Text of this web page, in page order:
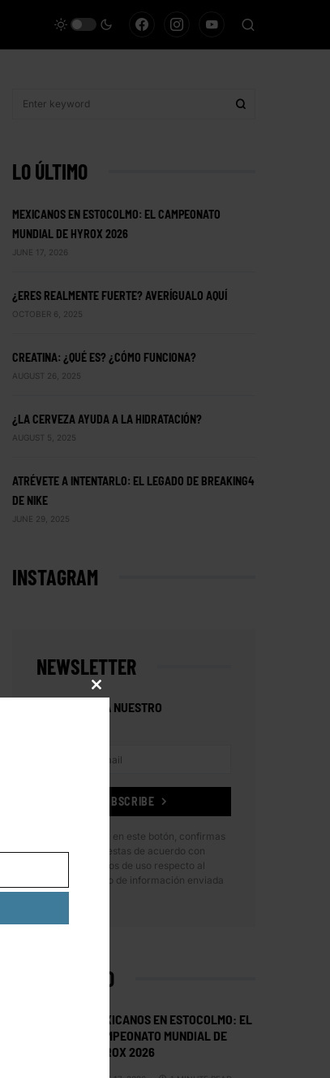
LO ÚLTIMO
MEXICANOS EN ESTOCOLMO: EL CAMPEONATO
MUNDIAL DE HYROX 2026
JUNE 17, 2026
¿ERES REALMENTE FUERTE? AVERÍGUALO AQUÍ
OCTOBER 6, 2025
CREATINA: ¿QUÉ ES? ¿CÓMO FUNCIONA?
AUGUST 26, 2025
¿LA CERVEZA AYUDA A LA HIDRATACIÓN?
AUGUST 5, 2025
ATRÉVETE A INTENTARLO: EL LEGADO DE BREAKING4
DE NIKE
JUNE 29, 2025
INSTAGRAM
NEWSLETTER
SUSCRÍBETE A NUESTRO
SUBSCRIBE
Al hacer clic en este botón, confirmas
que has leído y estas de acuerdo con
nuestros términos de uso respecto al
almacenamiento de información enviada
por esta forma.
LO MÁS VISTO
MEXICANOS EN ESTOCOLMO: EL
CAMPEONATO MUNDIAL DE
HYROX 2026
CLOSE
THIS